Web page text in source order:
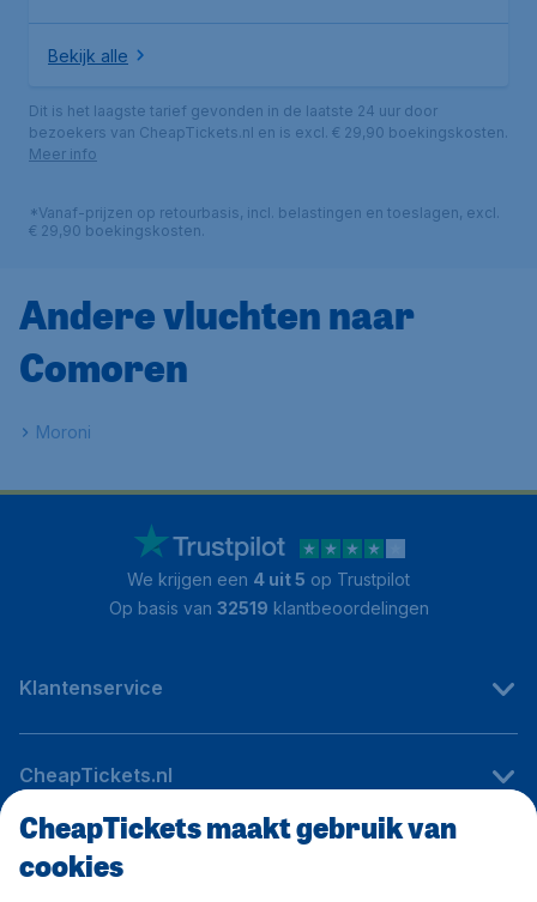
Bekijk alle
Dit is het laagste tarief gevonden in de laatste 24 uur door
bezoekers van CheapTickets.nl en is excl. € 29,90 boekingskosten.
Meer info
*Vanaf-prijzen op retourbasis, incl. belastingen en toeslagen, excl.
€ 29,90 boekingskosten.
Andere vluchten naar
Comoren
Moroni
We krijgen een 4 uit 5 op Trustpilot
Op basis van 32519 klantbeoordelingen
Klantenservice
CheapTickets.nl
Internationale sites
CheapTickets maakt gebruik van
cookies